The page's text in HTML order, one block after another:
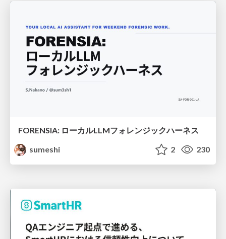
FORENSIA: ローカルLLMフォレンジックハーネス
sumeshi
2 230